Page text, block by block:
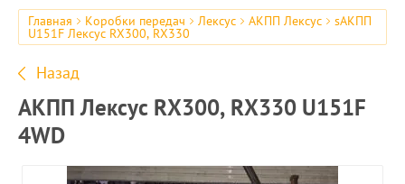
Главная Коробки передач Лексус АКПП Лексус sАКПП
U151F Лексус RX300, RX330
Назад
АКПП Лексус RX300, RX330 U151F
4WD